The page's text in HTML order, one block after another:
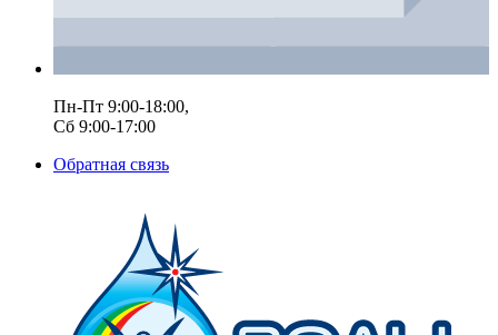
Пн-Пт 9:00-18:00,
Сб 9:00-17:00
Обратная связь